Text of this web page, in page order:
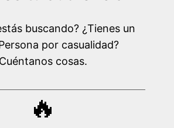
buscando? ¿Tienes un
por casualidad?
Cuéntanos cosas.
🔥